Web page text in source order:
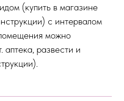
(купить в магазине
с интервалом
можно
аптека, развести и